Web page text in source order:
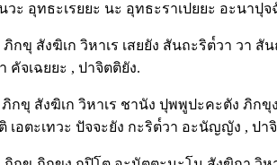
วะ อุทธะเรยยะ นะ อุทธะราเปยยะ อะนาปุจ
กขุ สังฆิเก วิหาเร เสยยัง สันถะริต๎วา วา สั
คัจเฉยยะ , ปาจิตติยัง.
กขุ สังฆิเก วิหาเร ชานัง ปุพพูปะคะตัง ภิก
เอตะเทวะ ปัจจะยัง กะริต๎วา อะนัญญัง , ปา